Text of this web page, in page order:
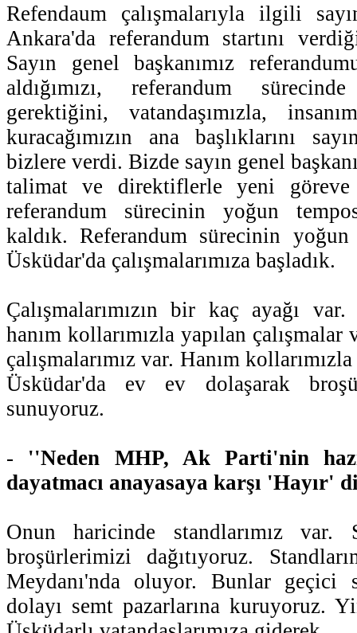
Refendaum çalışmalarıyla ilgili
Ankara'da referandum startını
Sayın genel başkanımız
aldığımızı, referandum
gerektiğini, vatandaşımızla,
kuracağımızın ana başlıklarını
bizlere verdi. Bizde sayın genel
talimat ve direktiflerle yeni göreve
referandum sürecinin yoğun
kaldık. Referandum sürecinin
Üsküdar'da çalışmalarımıza başladık.
Çalışmalarımızın bir kaç ayağı
hanım kollarımızla yapılan çalışmalar
çalışmalarımız var. Hanım
Üsküdar'da ev ev dolaşarak
sunuyoruz.
- ''Neden MHP, Ak Parti'nin
dayatmacı anayasaya karşı 'Hayır'
Onun haricinde standlarımız var.
broşürlerimizi dağıtıyoruz.
Meydanı'nda oluyor. Bunlar geçici
dolayı semt pazarlarına kuruyoruz.